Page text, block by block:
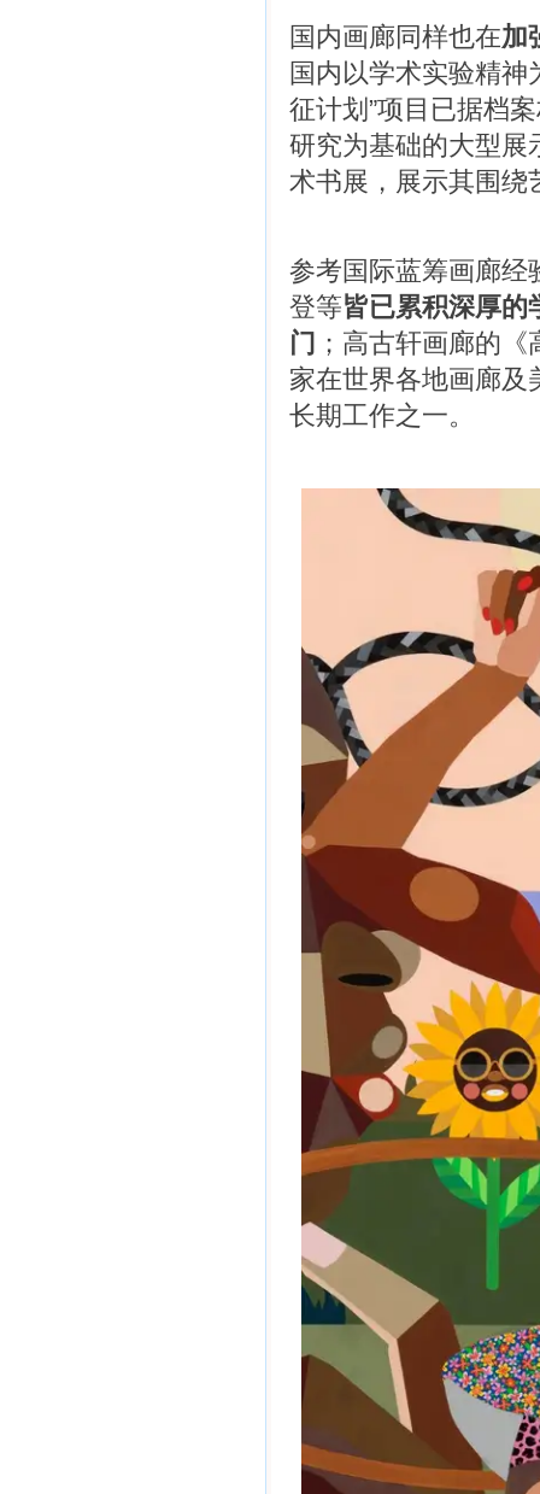
国内画廊同样也在加
国内以学术实验精神
征计划”项目已据档
研究为基础的大型展
术书展，展示其围绕
参考国际蓝筹画廊经
登等皆已累积深厚的
门 ；高古轩画廊的
家在世界各地画廊及
长期工作之一。